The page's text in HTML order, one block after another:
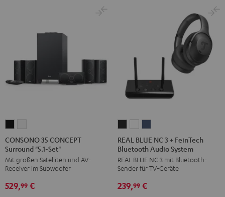
35
CONCEPT
Surround
"5.1-
Set"
35
CONCEPT
Surround
"5.1-
Set"
CONSONO 35 CONCEPT
Surround "5.1-Set"
Mit großen Satelliten und AV-
Receiver im Subwoofer
529,99 €
BLUE
NC
3
+
FeinTech
BLUE
NC
3
+
FeinTech
BLUE
NC
3
+
REAL BLUE NC 3 + FeinTech
Bluetooth Audio System
REAL BLUE NC 3 mit Bluetooth-
Sender für TV-Geräte
239,99 €